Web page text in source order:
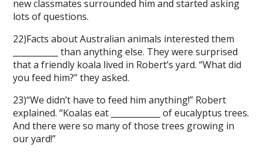
new classmates surrounded him and started asking
lots of questions.
22)Facts about Australian animals interested them
___________ than anything else. They were surprised
that a friendly koala lived in Robert’s yard. “What did
you feed him?” they asked.
23)“We didn’t have to feed him anything!” Robert
explained. “Koalas eat ____________ of eucalyptus trees.
And there were so many of those trees growing in
our yard!”